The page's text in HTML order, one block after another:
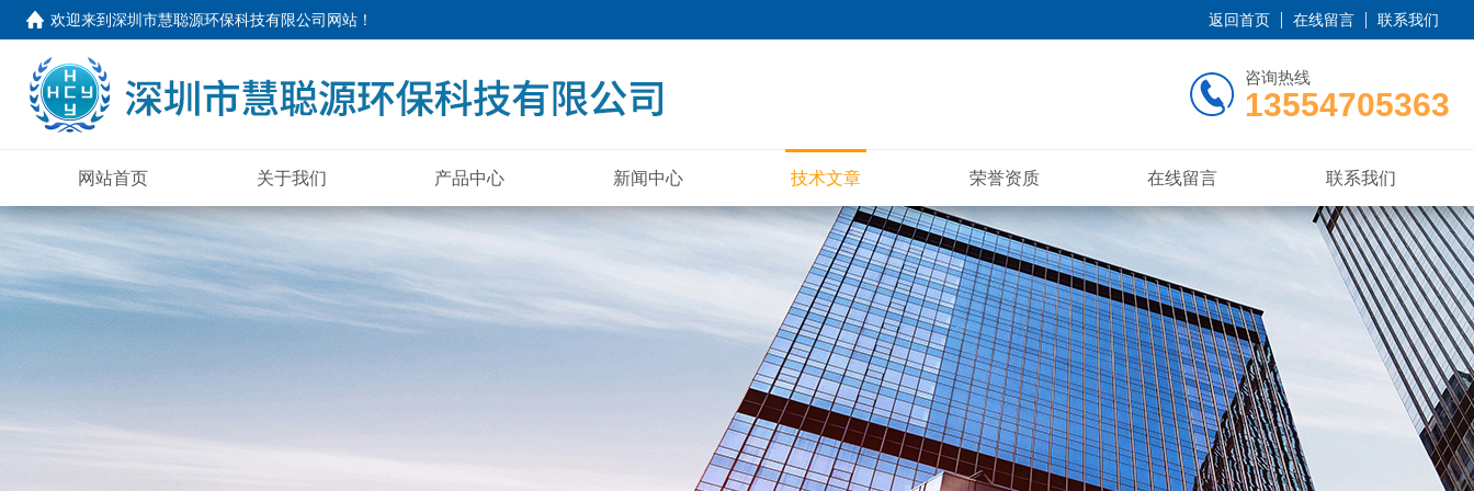
欢迎来到深圳市慧聪源环保科技有限公司网站 ！ 返回首页 在线留言 联系我们
咨询热线
13554705363
网站首页 关于我们 产品中心 新闻中心 技术文章 荣誉资质 在线留言 联系我们